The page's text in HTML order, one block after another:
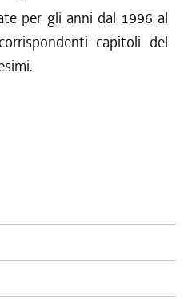
per gli anni dal 1996 al
capitoli del